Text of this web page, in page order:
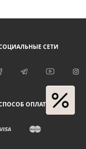
СЕТИ
ОПЛАТЫ